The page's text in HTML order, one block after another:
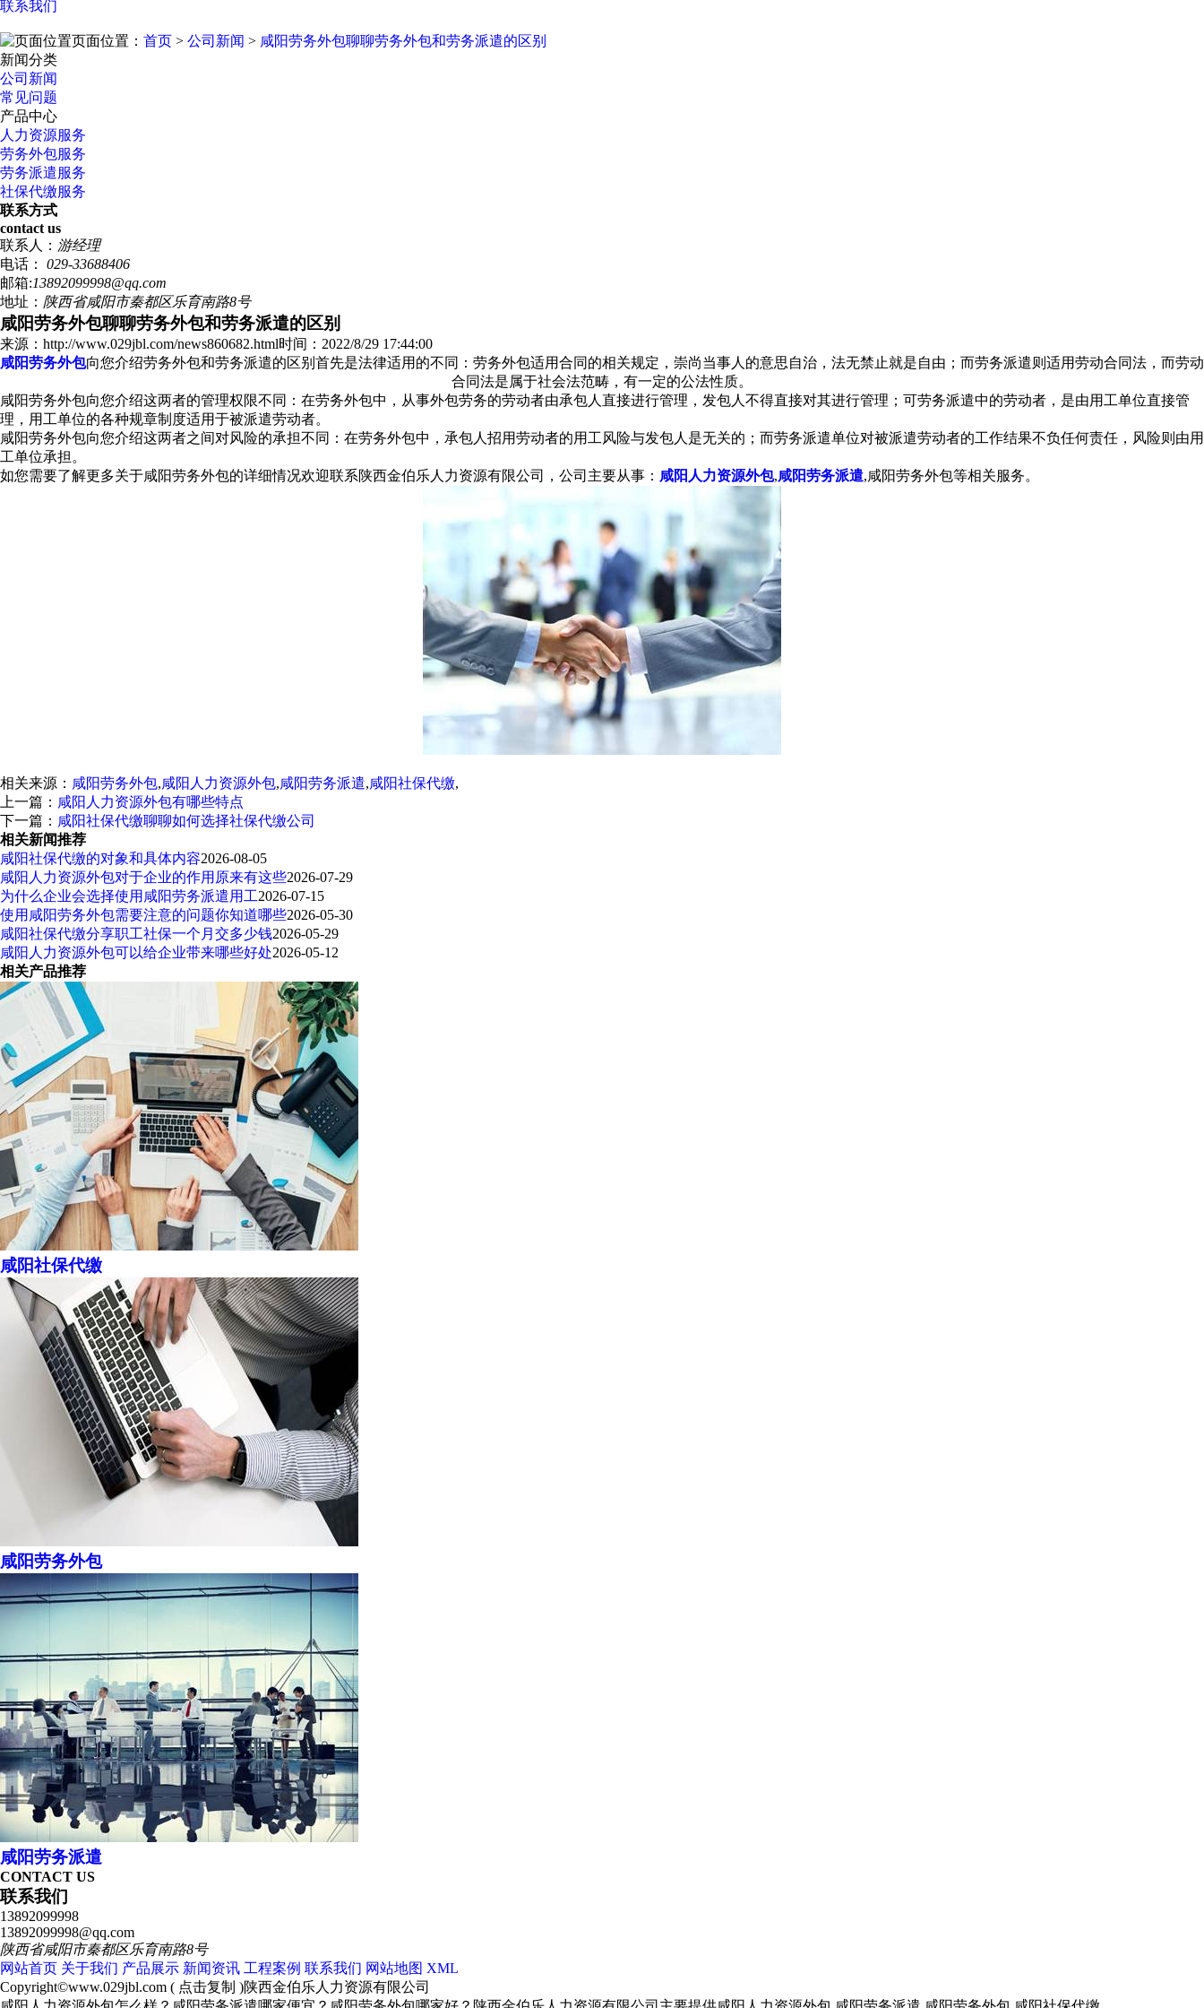
联系我们
页面位置： 首页 > 公司新闻 > 咸阳劳务外包聊聊劳务外包和劳务派遣的区别
新闻分类
公司新闻
常见问题
产品中心
人力资源服务
劳务外包服务
劳务派遣服务
社保代缴服务
联系方式
contact us
联系人： 游经理
电话： 029-33688406
邮箱:13892099998@qq.com
地址： 陕西省咸阳市秦都区乐育南路8号
咸阳劳务外包聊聊劳务外包和劳务派遣的区别
来源：http://www.029jbl.com/news860682.html时间：2022/8/29 17:44:00
咸阳劳务外包向您介绍劳务外包和劳务派遣的区别首先是法律适用的不同：劳务外包适用合同的相关规定，崇尚当事人的意思自治，法无禁止就是自由；而劳务派遣则适用劳动合同法，而劳动
合同法是属于社会法范畴，有一定的公法性质。
咸阳劳务外包向您介绍这两者的管理权限不同：在劳务外包中，从事外包劳务的劳动者由承包人直接进行管理，发包人不得直接对其进行管理；可劳务派遣中的劳动者，是由用工单位直接管
理，用工单位的各种规章制度适用于被派遣劳动者。
咸阳劳务外包向您介绍这两者之间对风险的承担不同：在劳务外包中，承包人招用劳动者的用工风险与发包人是无关的；而劳务派遣单位对被派遣劳动者的工作结果不负任何责任，风险则由用
工单位承担。
如您需要了解更多关于咸阳劳务外包的详细情况欢迎联系陕西金伯乐人力资源有限公司，公司主要从事： 咸阳人力资源外包,咸阳劳务派遣,咸阳劳务外包等相关服务。
相关来源： 咸阳劳务外包,咸阳人力资源外包,咸阳劳务派遣,咸阳社保代缴,
上一篇： 咸阳人力资源外包有哪些特点
下一篇： 咸阳社保代缴聊聊如何选择社保代缴公司
相关新闻推荐
咸阳社保代缴的对象和具体内容2026-08-05
咸阳人力资源外包对于企业的作用原来有这些2026-07-29
为什么企业会选择使用咸阳劳务派遣用工2026-07-15
使用咸阳劳务外包需要注意的问题你知道哪些2026-05-30
咸阳社保代缴分享职工社保一个月交多少钱2026-05-29
咸阳人力资源外包可以给企业带来哪些好处2026-05-12
相关产品推荐
咸阳社保代缴
咸阳劳务外包
咸阳劳务派遣
CONTACT US
联系我们
13892099998
13892099998@qq.com
陕西省咸阳市秦都区乐育南路8号
网站首页 关于我们 产品展示 新闻资讯 工程案例 联系我们 网站地图 XML
Copyright©www.029jbl.com ( 点击复制 )陕西金伯乐人力资源有限公司